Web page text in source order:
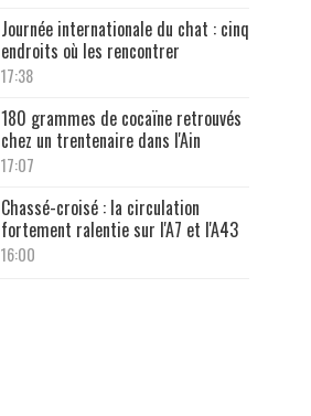
Journée internationale du chat : cinq
endroits où les rencontrer
17:38
180 grammes de cocaïne retrouvés
chez un trentenaire dans l'Ain
17:07
Chassé-croisé : la circulation
fortement ralentie sur l'A7 et l'A43
16:00